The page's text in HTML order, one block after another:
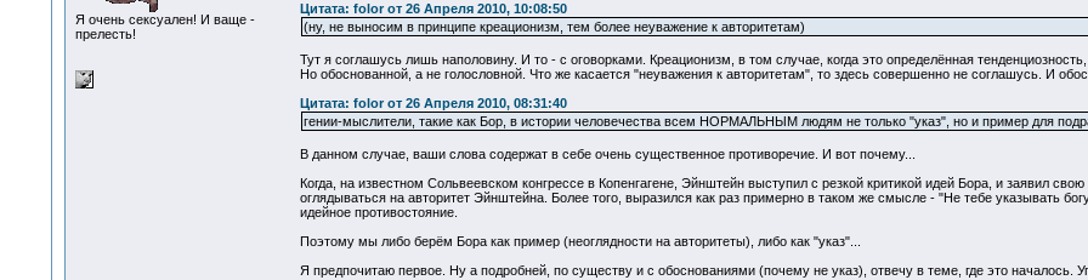
Я очень сексуален! И ваще -
прелесть!
Цитата: folor от 26 Апреля 2010, 10:08:50
(ну, не выносим в принципе креационизм, тем более неуважение к авторитетам)
Тут я соглашусь лишь наполовину. И то - с оговорками. Креационизм, в том случае, когда это определённая
Но обоснованной, а не голословной. Что же касается "неуважения к авторитетам", то здесь совершенно не соглашусь. И
Цитата: folor от 26 Апреля 2010, 08:31:40
гении-мыслители, такие как Бор, в истории человечества всем НОРМАЛЬНЫМ людям не только "указ", но и пример для
В данном случае, ваши слова содержат в себе очень существенное противоречие. И вот почему...
Когда, на известном Сольвеевском конгрессе в Копенгагене, Эйнштейн выступил с резкой критикой идей Бора, и заявил
оглядываться на авторитет Эйнштейна. Более того, выразился как раз примерно в таком же смысле - "Не тебе указывать
идейное противостояние.
Поэтому мы либо берём Бора как пример (неоглядности на авторитеты), либо как "указ"...
Я предпочитаю первое. Ну а подробней, по существу и с обоснованиями (почему не указ), отвечу в теме, где это началось.